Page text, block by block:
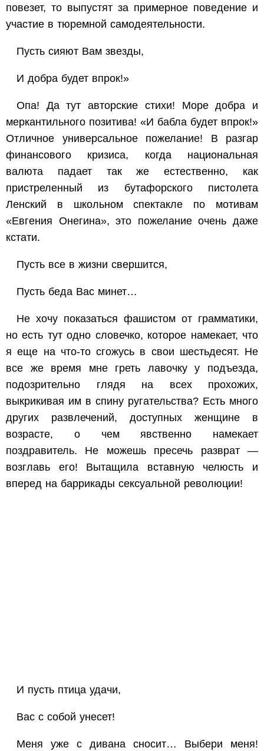
повезет, то выпустят за примерное поведение и
участие в тюремной самодеятельности.
Пусть сияют Вам звезды,
И добра будет впрок!»
Опа! Да тут авторские стихи! Море добра и
меркантильного позитива! «И бабла будет впрок!»
Отличное универсальное пожелание! В разгар
финансового кризиса, когда национальная
валюта падает так же естественно, как
пристреленный из бутафорского пистолета
Ленский в школьном спектакле по мотивам
«Евгения Онегина», это пожелание очень даже
кстати.
Пусть все в жизни свершится,
Пусть беда Вас минет…
Не хочу показаться фашистом от грамматики,
но есть тут одно словечко, которое намекает, что
я еще на что-то сгожусь в свои шестьдесят. Не
все же время мне греть лавочку у подъезда,
подозрительно глядя на всех прохожих,
выкрикивая им в спину ругательства? Есть много
других развлечений, доступных женщине в
возрасте, о чем явственно намекает
поздравитель. Не можешь пресечь разврат —
возглавь его! Вытащила вставную челюсть и
вперед на баррикады сексуальной революции!
И пусть птица удачи,
Вас с собой унесет!
Меня уже с дивана сносит… Выбери меня!